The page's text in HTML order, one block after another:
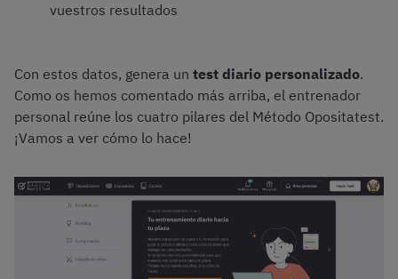
vuestros resultados
Con estos datos, genera un test diario personalizado.
Como os hemos comentado más arriba, el entrenador
personal reúne los cuatro pilares del Método Opositatest.
¡Vamos a ver cómo lo hace!